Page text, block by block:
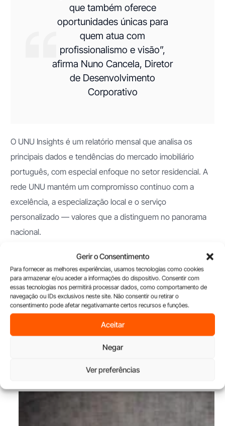
Gerir o Consentimento
Para fornecer as melhores experiências, usamos tecnologias como cookies
para armazenar e/ou aceder a informações do dispositivo. Consentir com
essas tecnologias nos permitirá processar dados, como comportamento de
navegação ou IDs exclusivos neste site. Não consentir ou retirar o
consentimento pode afetar negativamante certos recursos e funções.
Aceitar
Negar
Ver preferências
que também oferece
oportunidades únicas para
quem atua com
profissionalismo e visão”,
afirma Nuno Cancela, Diretor
de Desenvolvimento
Corporativo
O UNU Insights é um relatório mensal que analisa os
principais dados e tendências do mercado imobiliário
português, com especial enfoque no setor residencial. A
rede UNU mantém um compromisso contínuo com a
excelência, a especialização local e o serviço
personalizado — valores que a distinguem no panorama
nacional.
Porque cada casa tem uma história. E cada cliente merece
o melhor capítulo.
Conheça mais sobre a UNU emUNU.pt
FRANCHISING IMOBILIÁRIO